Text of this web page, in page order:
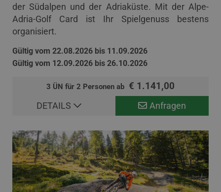
der Südalpen und der Adriaküste. Mit der Alpe-
Adria-Golf Card ist Ihr Spielgenuss bestens
organisiert.
Gültig vom 22.08.2026 bis 11.09.2026
Gültig vom 12.09.2026 bis 26.10.2026
3 ÜN für 2 Personen ab € 1.141,00
Anfragen
DETAILS